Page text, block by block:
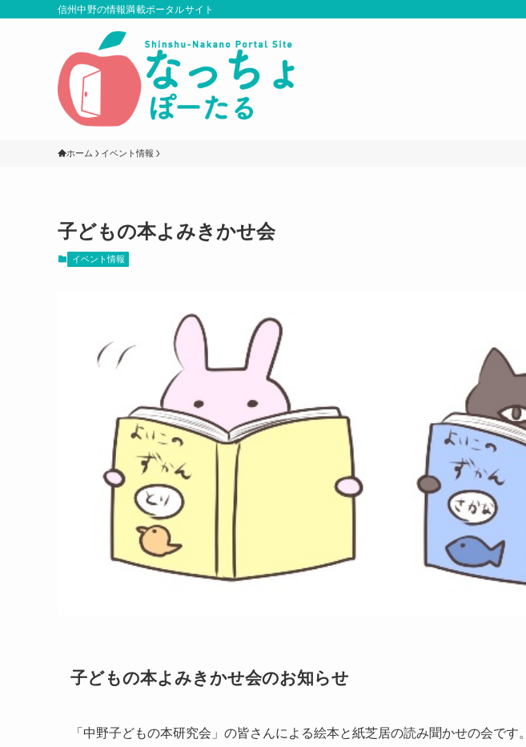
信州中野の情報満載ポータルサイト
ホーム イベント情報
子どもの本よみきかせ会
イベント情報
子どもの本よみきかせ会のお知らせ
「中野子どもの本研究会」の皆さんによる絵本と紙芝居の読み聞かせの会です。